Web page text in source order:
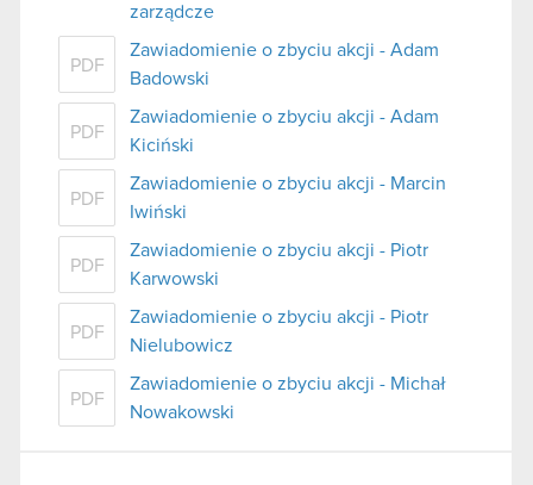
zarządcze
PDF
Zawiadomienie o zbyciu akcji - Adam
Badowski
PDF
Zawiadomienie o zbyciu akcji - Adam
Kiciński
PDF
Zawiadomienie o zbyciu akcji - Marcin
Iwiński
PDF
Zawiadomienie o zbyciu akcji - Piotr
Karwowski
PDF
Zawiadomienie o zbyciu akcji - Piotr
Nielubowicz
PDF
Zawiadomienie o zbyciu akcji - Michał
Nowakowski